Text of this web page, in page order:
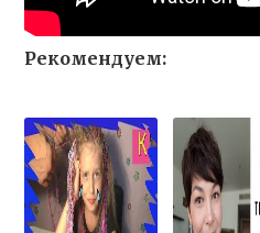
Рекомендуем: